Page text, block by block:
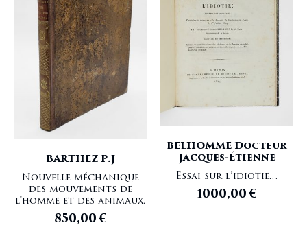
BARTHEZ P.J
Nouvelle méchanique
des mouvements de
l'homme et des animaux.
850,00€
BELHOMME Docteur
Jacques-Étienne
Essai sur l’idiotie…
1000,00€